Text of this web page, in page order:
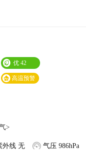
优 42
高温预警
>
外线 无 气压 986hPa